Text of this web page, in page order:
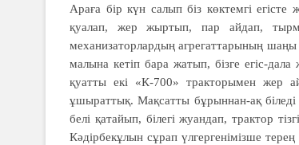
Араға бір күн салып біз көктемгі
қуалап, жер жыртып, пар айдап,
механизаторлардың агрегаттарының шаңы
малына кетіп бара жатып, бізге егіс-
қуатты екі «К-700» тракторымен жер
ұшыраттық. Мақсатты бұрыннан-ақ
белі қатайып, білегі жуандап, трактор
Кәдірбекұлын сұрап үлгергенімізше